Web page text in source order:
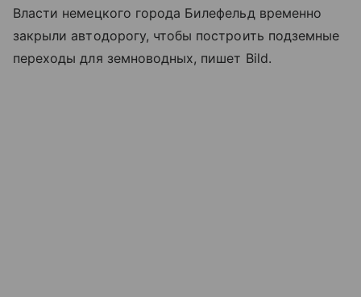
Власти немецкого города Билефельд временно
закрыли автодорогу, чтобы построить подземные
переходы для земноводных, пишет Bild.